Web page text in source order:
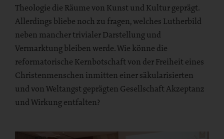
Theologie die Räume von Kunst und Kultur geprägt.
Allerdings bliebe noch zu fragen, welches Lutherbild
neben mancher trivialer Darstellung und
Vermarktung bleiben werde. Wie könne die
reformatorische Kernbotschaft von der Freiheit eines
Christenmenschen inmitten einer säkularisierten
und von Weltangst geprägten Gesellschaft Akzeptanz
und Wirkung entfalten?